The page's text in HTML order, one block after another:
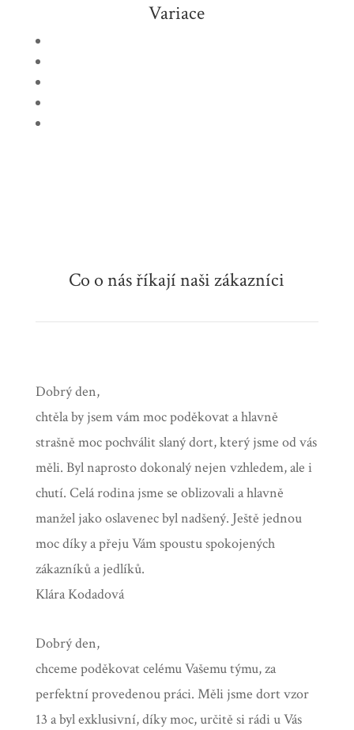
Variace
Co o nás říkají naši zákazníci
Dobrý den,
chtěla by jsem vám moc poděkovat a hlavně
strašně moc pochválit slaný dort, který jsme od vás
měli. Byl naprosto dokonalý nejen vzhledem, ale i
chutí. Celá rodina jsme se oblizovali a hlavně
manžel jako oslavenec byl nadšený. Ještě jednou
moc díky a přeju Vám spoustu spokojených
zákazníků a jedlíků.
Klára Kodadová
Dobrý den,
chceme poděkovat celému Vašemu týmu, za
perfektní provedenou práci. Měli jsme dort vzor
13 a byl exklusivní, díky moc, určitě si rádi u Vás